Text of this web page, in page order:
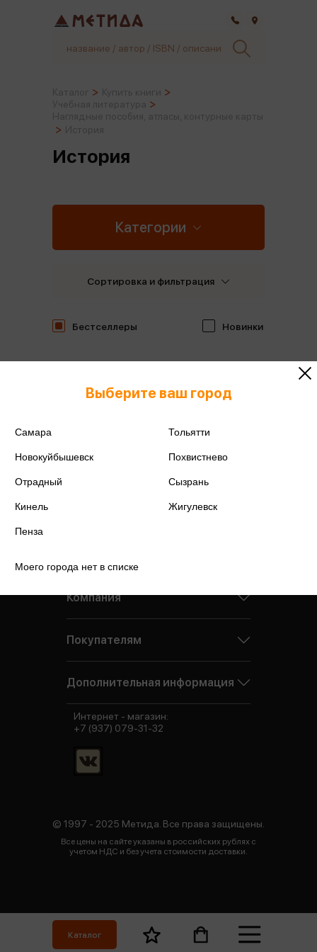
Каталог
История
Категории
Бестселлеры Новинки
Сортировка и фильтрация
Выберите ваш город
Самара Тольятти
Новокуйбышевск Похвистнево
Отрадный Сызрань
Кинель Жигулевск
Пенза
Моего города нет в списке
Компания
Покупателям
Дополнительная информация
© 1997 - 2025 Метида. Все права защищены.
Все цены на сайте указаны в российских рублях с
учетом НДС и без учета стоимости доставки.
Интернет - магазин:
+7 (937) 079-31-32